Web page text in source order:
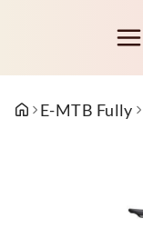
E-MTB Fully